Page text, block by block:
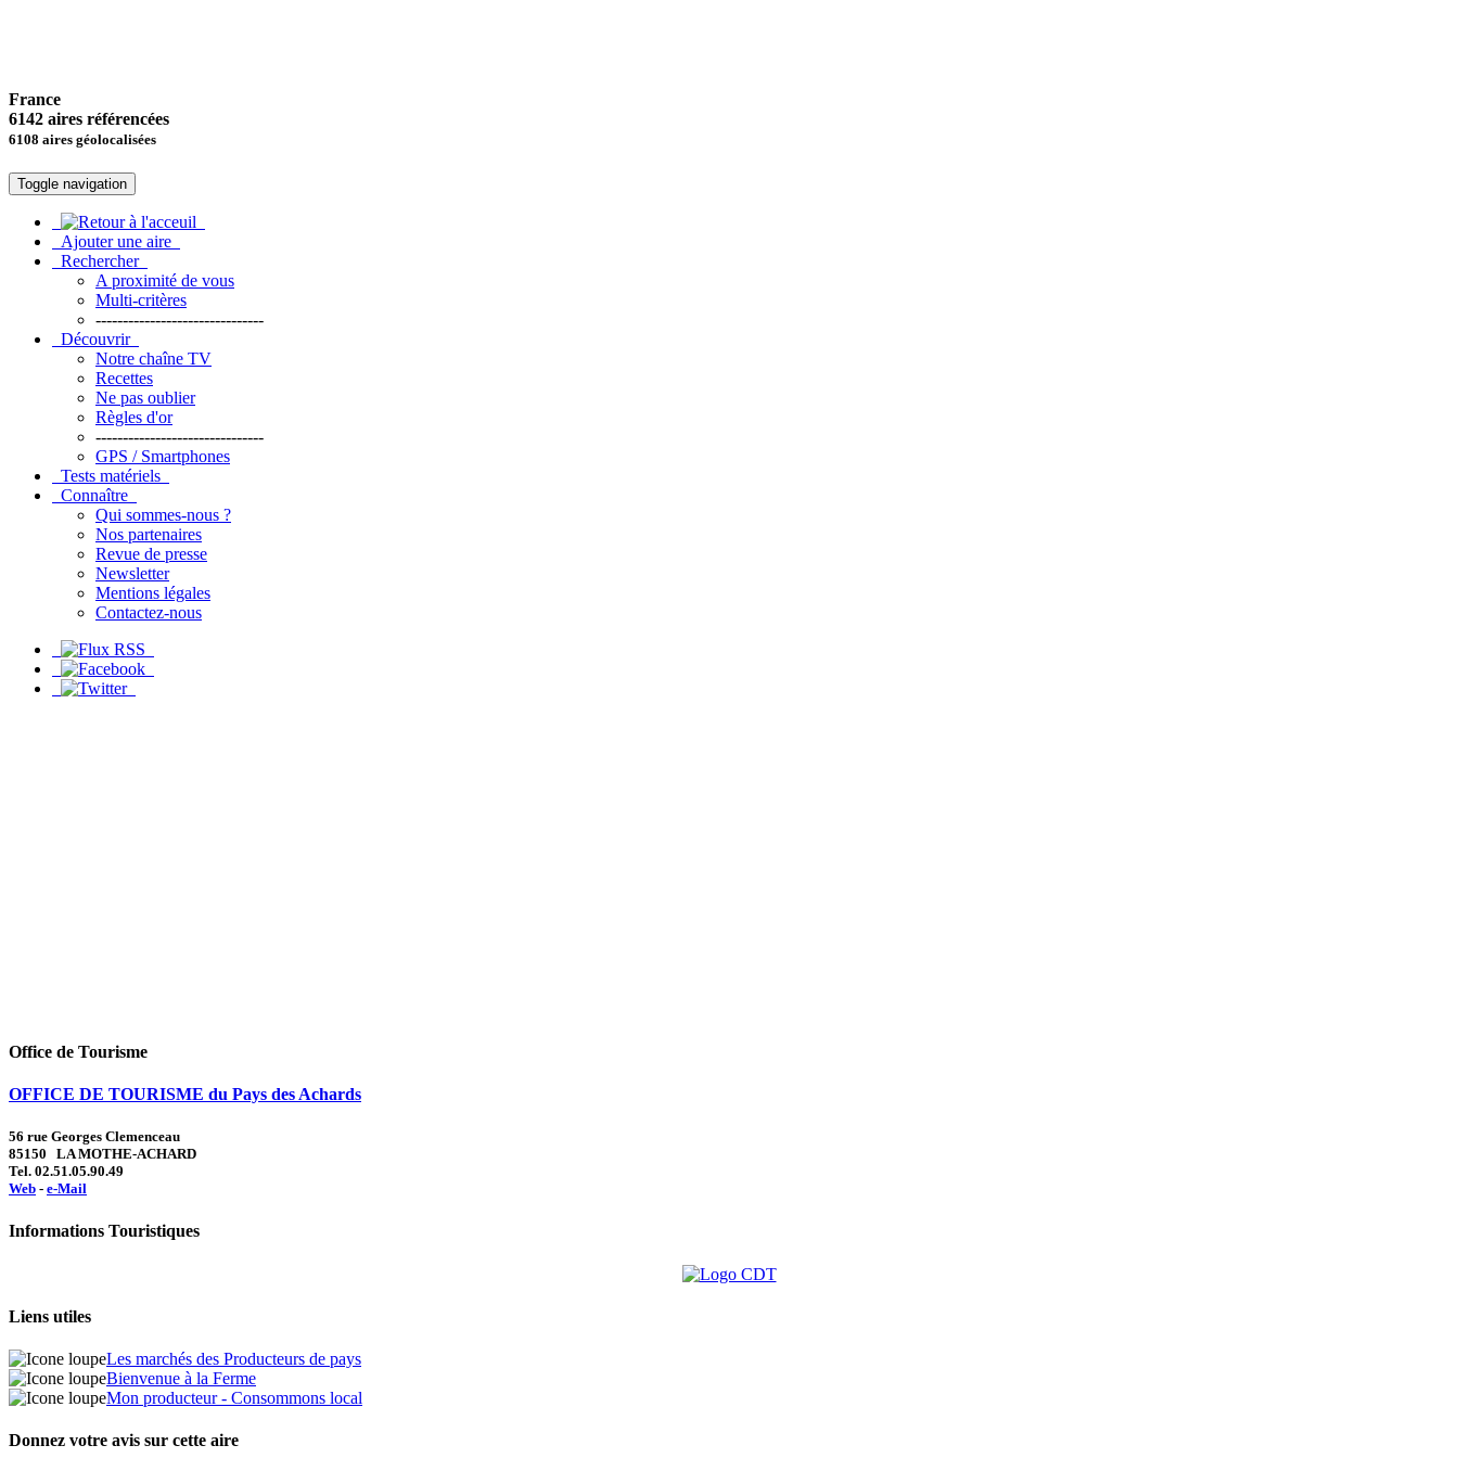
France
6142 aires référencées
6108 aires géolocalisées
Toggle navigation
Ajouter une aire
Rechercher
A proximité de vous
Multi-critères
-------------------------------
Découvrir
Notre chaîne TV
Recettes
Ne pas oublier
Règles d'or
-------------------------------
GPS / Smartphones
Tests matériels
Connaître
Qui sommes-nous ?
Nos partenaires
Revue de presse
Newsletter
Mentions légales
Contactez-nous
Office de Tourisme
OFFICE DE TOURISME du Pays des Achards
56 rue Georges Clemenceau
85150 LA MOTHE-ACHARD
Tel. 02.51.05.90.49
Web - e-Mail
Informations Touristiques
Liens utiles
Les marchés des Producteurs de pays
Bienvenue à la Ferme
Mon producteur - Consommons local
Donnez votre avis sur cette aire